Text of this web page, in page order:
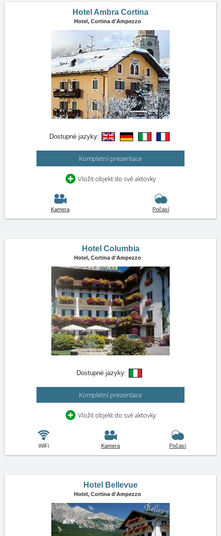
Hotel Ambra Cortina
Hotel, Cortina d'Ampezzo
Dostupné jazyky:
Kompletní prezentace
Vložit objekt do své aktovky
Kamera Počasí
Hotel Columbia
Hotel, Cortina d'Ampezzo
Dostupné jazyky:
Kompletní prezentace
Vložit objekt do své aktovky
WiFi Kamera Počasí
Hotel Bellevue
Hotel, Cortina d'Ampezzo